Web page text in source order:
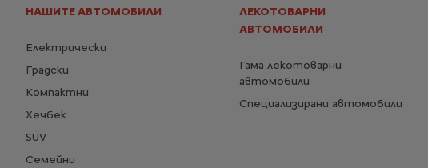
НАШИТЕ АВТОМОБИЛИ
Електрически
Градски
Компактни
Хечбек
SUV
Семейни
ЛЕКОТОВАРНИ
АВТОМОБИЛИ
Гама лекотоварни
автомобили
Специализирани автомобили